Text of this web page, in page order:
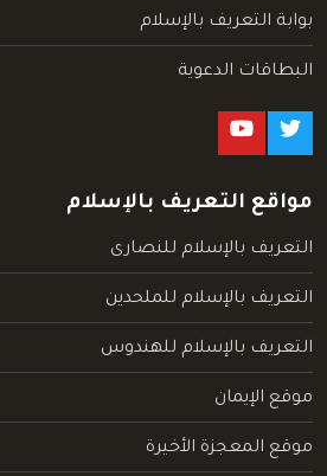
بوابة التعريف بالإسلام
البطاقات الدعوية
مواقع التعريف بالإسلام
التعريف بالإسلام للنصارى
التعريف بالإسلام للملحدين
التعريف بالإسلام للهندوس
موقع الإيمان
موقع المعجزة الأخيرة